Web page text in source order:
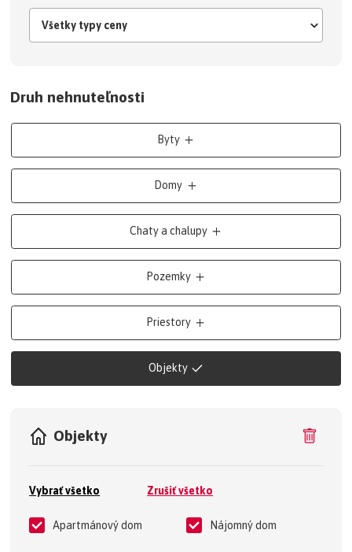
Všetky typy ceny
Druh nehnuteľnosti
Byty
Domy
Chaty a chalupy
Pozemky
Priestory
Objekty
Objekty
Vybrať všetko Zrušiť všetko
Apartmánový dom Nájomný dom